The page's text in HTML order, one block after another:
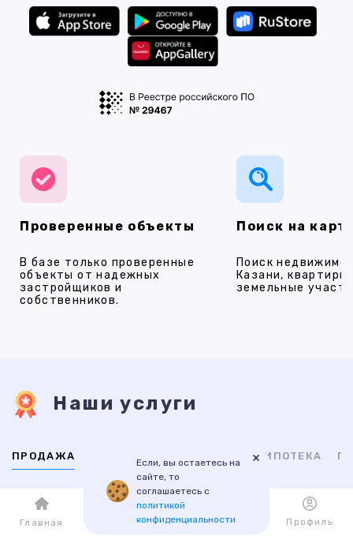
Проверенные объекты
В базе только проверенные
объекты от надежных
застройщиков и
собственников.
Поиск на
Поиск
Казани,
земельные
Наши услуги
ПРОДАЖА ИПОТЕКА
ВТОРИЧНАЯ НОВОСТРОЙКИ
1-комнатные
Если, вы остаетесь на
сайте, то
соглашаетесь с
политикой
конфиденциальности
×
Главная Каталог Избранное Профиль